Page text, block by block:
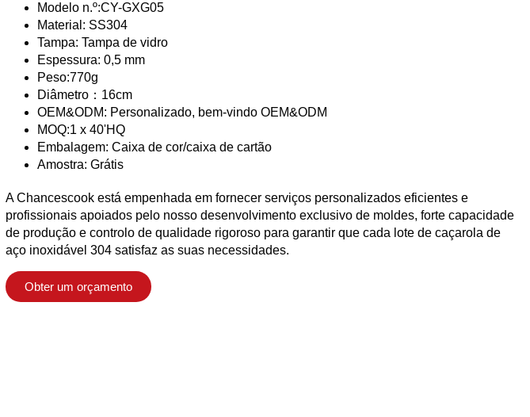
Modelo n.º:CY-GXG05
Material: SS304
Tampa: Tampa de vidro
Espessura: 0,5 mm
Peso:770g
Diâmetro：16cm
OEM&ODM: Personalizado, bem-vindo OEM&ODM
MOQ:1 x 40'HQ
Embalagem: Caixa de cor/caixa de cartão
Amostra: Grátis
A Chancescook está empenhada em fornecer serviços personalizados eficientes e
profissionais apoiados pelo nosso desenvolvimento exclusivo de moldes, forte capacidade
de produção e controlo de qualidade rigoroso para garantir que cada lote de caçarola de
aço inoxidável 304 satisfaz as suas necessidades.
Obter um orçamento